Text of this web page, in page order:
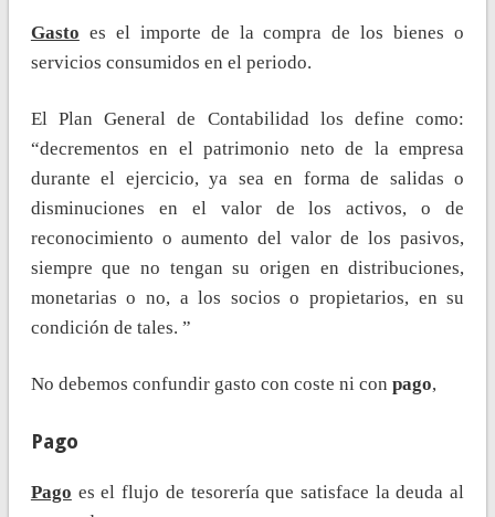
Gasto es el importe de la compra de los bienes o
servicios consumidos en el periodo.
El Plan General de Contabilidad los define como:
“decrementos en el patrimonio neto de la empresa
durante el ejercicio, ya sea en forma de salidas o
disminuciones en el valor de los activos, o de
reconocimiento o aumento del valor de los pasivos,
siempre que no tengan su origen en distribuciones,
monetarias o no, a los socios o propietarios, en su
condición de tales. ”
No debemos confundir gasto con coste ni con pago,
Pago
Pago es el flujo de tesorería que satisface la deuda al